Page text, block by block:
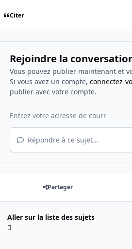
Citer
Rejoindre la
Vous pouvez publier maintenant et
Si vous avez un compte, connectez-
publier avec votre compte.
Répondre à ce sujet…
Partager
Aller sur la liste des sujets